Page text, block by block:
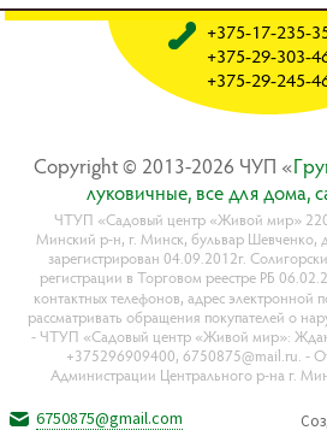
Copyright © 2013-2026 ЧУП «
лyкoвичныe, вce для дoмa,
ЧТУП «Садовый центр «Живой мир»
Минский р-н, г. Минск, бульвар
зарегистрирован 04.09.2012г.
регистрации в Торговом реестре РБ
контактных телефонов, адрес электронной
рассматривать обращения покупателей о
- ЧТУП «Садовый центр «Живой мир»:
+375296909400, 6750875@mail.ru. -
Администрации Центрального р-на г.
+375-17-235-
+375-29-303-
+375-29-245-
6750875@gmail.com